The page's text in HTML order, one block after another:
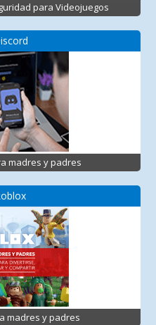
para Videojuegos
madres y padres
madres y padres